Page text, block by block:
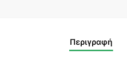
Περιγραφή